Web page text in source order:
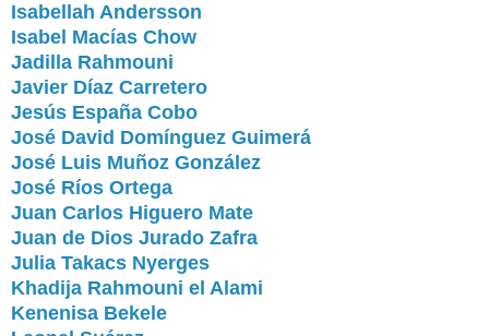
Isabellah Andersson
Isabel Macías Chow
Jadilla Rahmouni
Javier Díaz Carretero
Jesús España Cobo
José David Domínguez Guimerá
José Luis Muñoz González
José Ríos Ortega
Juan Carlos Higuero Mate
Juan de Dios Jurado Zafra
Julia Takacs Nyerges
Khadija Rahmouni el Alami
Kenenisa Bekele